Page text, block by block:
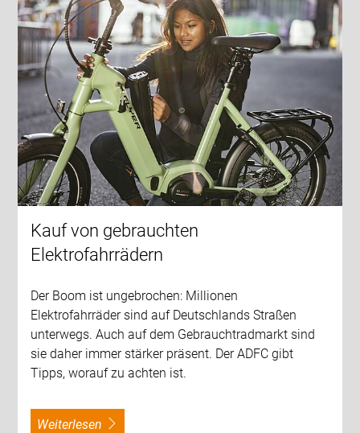
Kauf von gebrauchten
Elektrofahrrädern
Der Boom ist ungebrochen: Millionen
Elektrofahrräder sind auf Deutschlands Straßen
unterwegs. Auch auf dem Gebrauchtradmarkt sind
sie daher immer stärker präsent. Der ADFC gibt
Tipps, worauf zu achten ist.
weiterlesen